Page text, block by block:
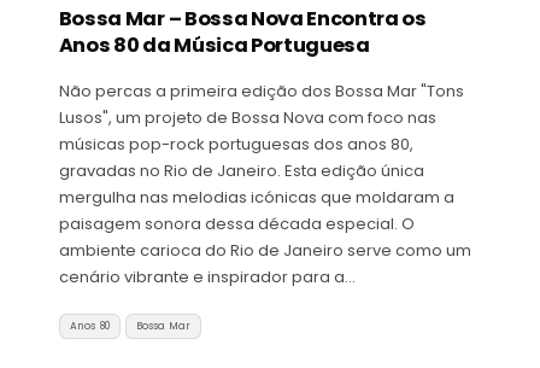
Bossa Mar – Bossa Nova Encontra os
Anos 80 da Música Portuguesa
Não percas a primeira edição dos Bossa Mar "Tons
Lusos", um projeto de Bossa Nova com foco nas
músicas pop-rock portuguesas dos anos 80,
gravadas no Rio de Janeiro. Esta edição única
mergulha nas melodias icónicas que moldaram a
paisagem sonora dessa década especial. O
ambiente carioca do Rio de Janeiro serve como um
cenário vibrante e inspirador para a…
Anos 80 Bossa Mar